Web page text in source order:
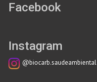
Facebook
Instagram
@biocarb.saudeambiental